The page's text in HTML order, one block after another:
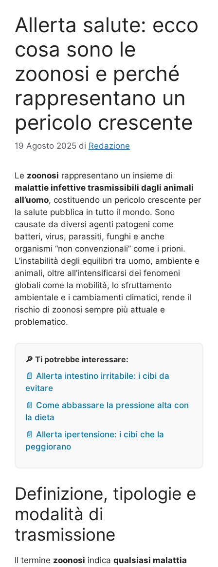
Allerta salute: ecco
cosa sono le
zoonosi e perché
rappresentano un
pericolo crescente
19 Agosto 2025 di Redazione
Le zoonosi rappresentano un insieme di
malattie infettive trasmissibili dagli animali
all’uomo, costituendo un pericolo crescente per
la salute pubblica in tutto il mondo. Sono
causate da diversi agenti patogeni come
batteri, virus, parassiti, funghi e anche
organismi “non convenzionali” come i prioni.
L’instabilità degli equilibri tra uomo, ambiente e
animali, oltre all’intensificarsi dei fenomeni
globali come la mobilità, lo sfruttamento
ambientale e i cambiamenti climatici, rende il
rischio di zoonosi sempre più attuale e
problematico.
🔎 Ti potrebbe interessare:
📄 Allerta intestino irritabile: i cibi da
evitare
📄 Come abbassare la pressione alta con
la dieta
📄 Allerta ipertensione: i cibi che la
peggiorano
Definizione, tipologie e
modalità di
trasmissione
Il termine zoonosi indica qualsiasi malattia